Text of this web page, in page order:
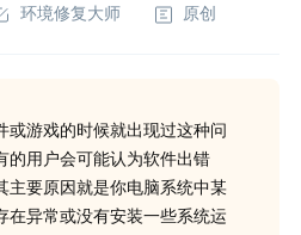
环境修复大师 原创
或游戏的时候就出现过这种问
的用户会可能认为软件出错
主要原因就是你电脑系统中某
在异常或没有安装一些系统运